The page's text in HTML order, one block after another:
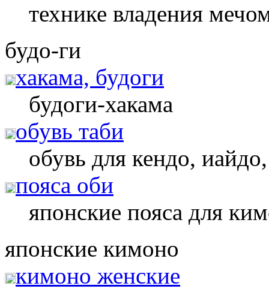
технике владения
будо-ги
хакама, будоги
будоги-хакама
обувь таби
обувь для кендо,
пояса оби
японские пояса для
японские кимоно
кимоно женские